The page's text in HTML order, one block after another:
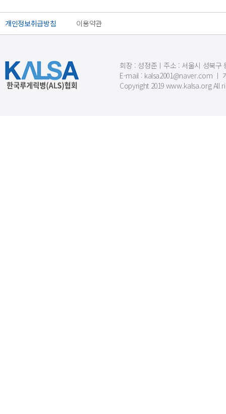
개인정보취급방침 이용약관
회장 : 성정준ㅣ주소 : 서울시 성북구
E-mail : kalsa2001@naver.com ㅣ
Copyright 2019 www.kalsa.org All